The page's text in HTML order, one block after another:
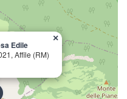
Edile
Affile (RM)
×